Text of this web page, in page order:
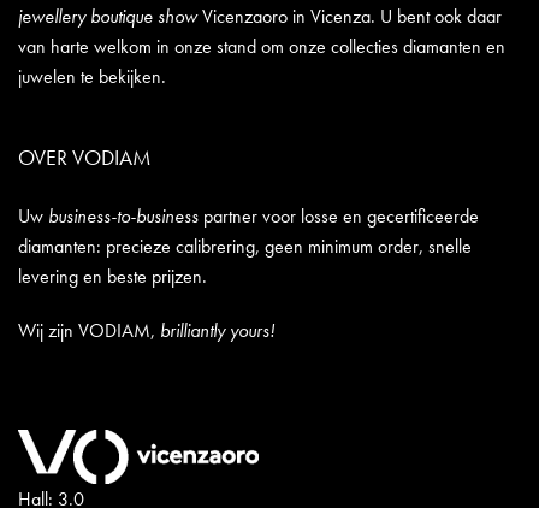
jewellery boutique showVicenzaoro in Vicenza. U bent ook daar
van harte welkom in onze stand om onze collecties diamanten en
juwelen te bekijken.
OVER VODIAM
Uw business-to-business partner voor losse en gecertificeerde
diamanten: precieze calibrering, geen minimum order, snelle
levering en beste prijzen.
Wij zijn VODIAM, brilliantly yours!
Hall: 3.0